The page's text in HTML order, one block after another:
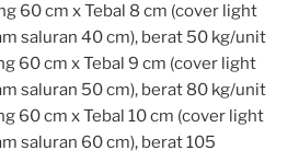
60 cm x Tebal 8 cm (cover light
saluran 40 cm), berat 50 kg/unit
60 cm x Tebal 9 cm (cover light
saluran 50 cm), berat 80 kg/unit
60 cm x Tebal 10 cm (cover light
saluran 60 cm), berat 105